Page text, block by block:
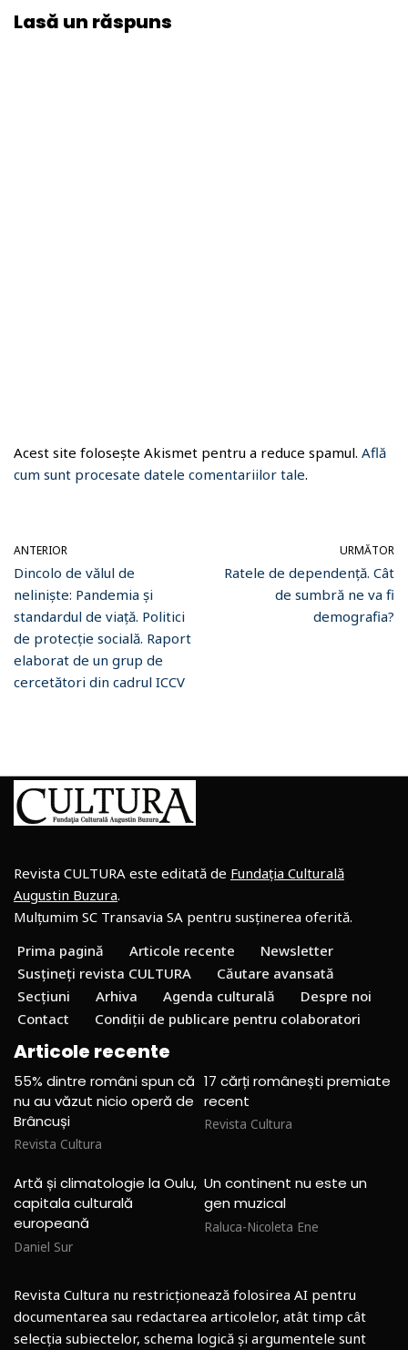
Lasă un răspuns
Acest site folosește Akismet pentru a reduce spamul. Află
cum sunt procesate datele comentariilor tale.
ANTERIOR
Dincolo de vălul de
neliniște: Pandemia şi
standardul de viaţă. Politici
de protecţie socială. Raport
elaborat de un grup de
cercetători din cadrul ICCV
URMĂTOR
Ratele de dependență. Cât
de sumbră ne va fi
demografia?
Revista CULTURA este editată de Fundația Culturală
Augustin Buzura.
Mulțumim SC Transavia SA pentru susținerea oferită.
Prima pagină
Articole recente
Newsletter
Susțineți revista CULTURA
Căutare avansată
Secțiuni
Arhiva Agenda culturală
Despre noi
Contact
Condiții de publicare pentru colaboratori
Articole recente
55% dintre români spun că
nu au văzut nicio operă de
Brâncuși
Revista Cultura
17 cărți românești premiate
recent
Revista Cultura
Artă și climatologie la Oulu,
capitala culturală
europeană
Daniel Sur
Un continent nu este un
gen muzical
Raluca-Nicoleta Ene
Revista Cultura nu restricționează folosirea AI pentru
documentarea sau redactarea articolelor, atât timp cât
selecția subiectelor, schema logică și argumentele sunt